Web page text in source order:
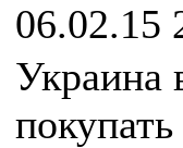
06.02.15
Украина